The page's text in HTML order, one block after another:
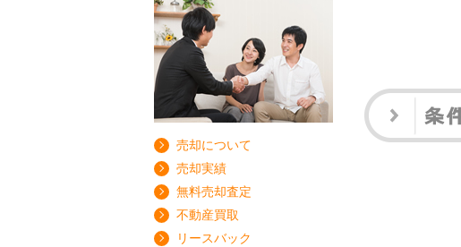
売却について
売却実績
無料売却査定
不動産買取
リースバック